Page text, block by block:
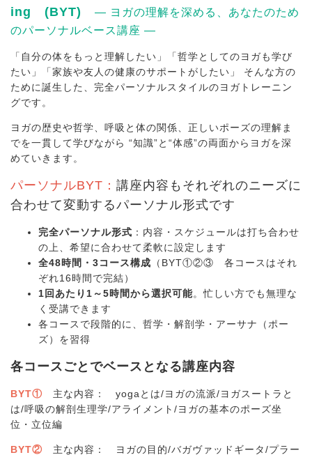
ing (BYT) ― ヨガの理解を深める、あなたのため
のパーソナルベース講座 ―
「自分の体をもっと理解したい」「哲学としてのヨガも学び
たい」「家族や友人の健康のサポートがしたい」 そんな方の
ために誕生した、完全パーソナルスタイルのヨガトレーニン
グです。
ヨガの歴史や哲学、呼吸と体の関係、正しいポーズの理解ま
でを一貫して学びながら “知識”と“体感”の両面からヨガを深
めていきます。
パーソナルBYT： 講座内容もそれぞれのニーズに
合わせて変動するパーソナル形式です
完全パーソナル形式 ：内容・スケジュールは打ち合わせ
の上、希望に合わせて柔軟に設定します
全48時間・3コース構成 （BYT①②③ 各コースはそれ
ぞれ16時間で完結）
1回あたり1～5時間から選択可能。忙しい方でも無理な
く受講できます
各コースで段階的に、哲学・解剖学・アーサナ（ポー
ズ）を習得
各コースごとでベースとなる講座内容
BYT① 主な内容： yogaとは/ヨガの流派/ヨガスートラと
は/呼吸の解剖生理学/アライメント/ヨガの基本のポーズ坐
位・立位編
BYT② 主な内容： ヨガの目的/バガヴァッドギータ/プラー